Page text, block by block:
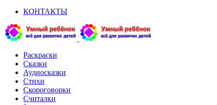
КОНТАКТЫ
Раскраски
Сказки
Аудиосказки
Стихи
Скороговорки
Считалки